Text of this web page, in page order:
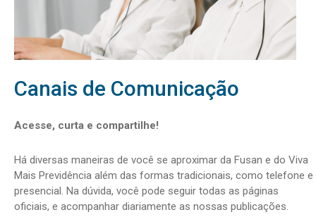
Canais de Comunicação
Acesse, curta e compartilhe!
Há diversas maneiras de você se aproximar da Fusan e do Viva
Mais Previdência além das formas tradicionais, como telefone e
presencial. Na dúvida, você pode seguir todas as páginas
oficiais, e acompanhar diariamente as nossas publicações.